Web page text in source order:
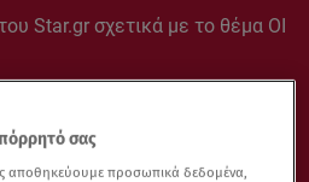
Star.gr σχετικά με το θέμα ΟΙ
σας
αποθηκεύουμε προσωπικά δεδομένα,